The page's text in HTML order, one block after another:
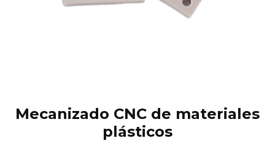
Mecanizado CNC de materiales
plásticos